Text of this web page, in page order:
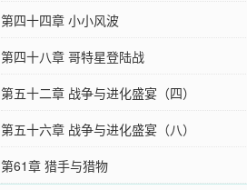
第四十四章 小小风波
第四十八章 哥特星登陆战
第五十二章 战争与进化盛宴（四）
第五十六章 战争与进化盛宴（八）
第61章 猎手与猎物